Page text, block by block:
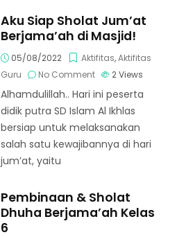
Aku Siap Sholat Jum’at
Berjama’ah di Masjid!
05/08/2022 Aktifitas,Aktifitas
Guru
No Comment 2Views
Alhamdulillah.. Hari ini peserta
didik putra SD Islam Al Ikhlas
bersiap untuk melaksanakan
salah satu kewajibannya di hari
jum’at, yaitu
Pembinaan & Sholat
Dhuha Berjama’ah Kelas
6